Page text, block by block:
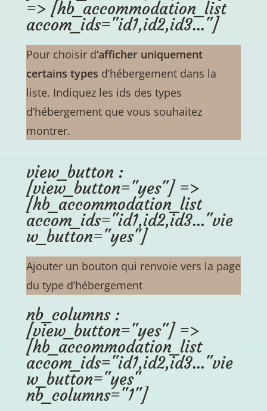
=> [hb_accommodation_list
accom_ids="id1,id2,id3..."]
Pour choisir d‘afficher uniquement
certains types d’hébergement dans la
liste. Indiquez les ids des types
d’hébergement que vous souhaitez
montrer.
view_button :
[view_button="yes"] =>
[hb_accommodation_list
accom_ids="id1,id2,id3..."vie
w_button="yes"]
Ajouter un bouton qui renvoie vers la page
du type d’hébergement
nb_columns :
[view_button="yes"] =>
[hb_accommodation_list
accom_ids="id1,id2,id3..."vie
w_button="yes"
nb_columns="1"]